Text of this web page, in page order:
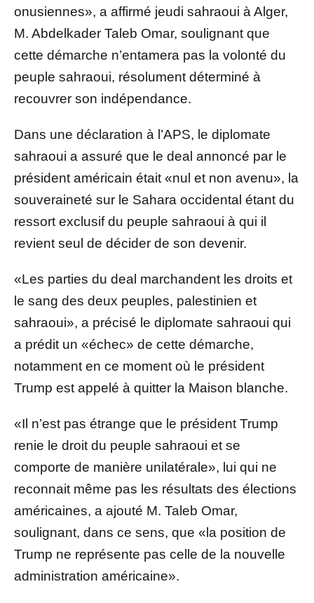
onusiennes», a affirmé jeudi sahraoui à Alger,
M. Abdelkader Taleb Omar, soulignant que
cette démarche n’entamera pas la volonté du
peuple sahraoui, résolument déterminé à
recouvrer son indépendance.
Dans une déclaration à l’APS, le diplomate
sahraoui a assuré que le deal annoncé par le
président américain était «nul et non avenu», la
souveraineté sur le Sahara occidental étant du
ressort exclusif du peuple sahraoui à qui il
revient seul de décider de son devenir.
«Les parties du deal marchandent les droits et
le sang des deux peuples, palestinien et
sahraoui», a précisé le diplomate sahraoui qui
a prédit un «échec» de cette démarche,
notamment en ce moment où le président
Trump est appelé à quitter la Maison blanche.
«Il n’est pas étrange que le président Trump
renie le droit du peuple sahraoui et se
comporte de manière unilatérale», lui qui ne
reconnait même pas les résultats des élections
américaines, a ajouté M. Taleb Omar,
soulignant, dans ce sens, que «la position de
Trump ne représente pas celle de la nouvelle
administration américaine».